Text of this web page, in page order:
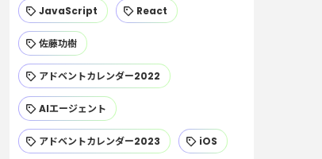
JavaScript React
佐藤功樹
アドベントカレンダー2022
AIエージェント
アドベントカレンダー2023 iOS